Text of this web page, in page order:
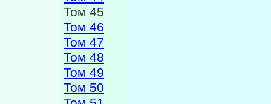
Том 45
Том 46
Том 47
Том 48
Том 49
Том 50